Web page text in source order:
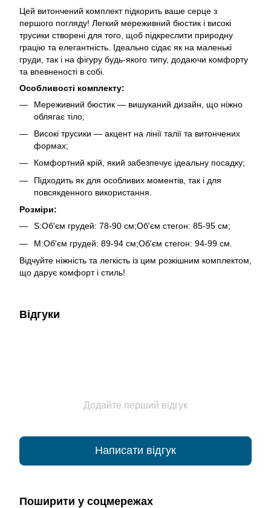
Цей витончений комплект підкорить ваше серце з
першого погляду! Легкий мереживний бюстик і високі
трусики створені для того, щоб підкреслити природну
грацію та елегантність. Ідеально сідає як на маленькі
груди, так і на фігуру будь-якого типу, додаючи комфорту
та впевненості в собі.
Особливості комплекту:
Мереживний бюстик — вишуканий дизайн, що ніжно
облягає тіло;
Високі трусики — акцент на лінії талії та витончених
формах;
Комфортний крій, який забезпечує ідеальну посадку;
Підходить як для особливих моментів, так і для
повсякденного використання.
Розміри:
S:Об'єм грудей: 78-90 см;Об'єм стегон: 85-95 см;
M:Об'єм грудей: 89-94 см;Об'єм стегон: 94-99 см.
Відчуйте ніжність та легкість із цим розкішним комплектом,
що дарує комфорт і стиль!
Відгуки
Додайте перший відгук
Написати відгук
Поширити у соцмережах